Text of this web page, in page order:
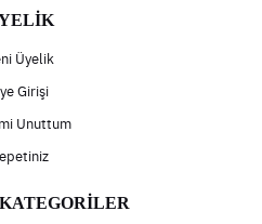
Üyelik
Girişi
Unuttum